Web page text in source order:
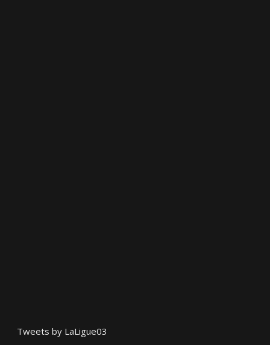
Tweets by LaLigue03